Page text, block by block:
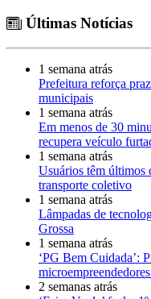
Últimas Notícias
1 semana atrás
Prefeitura reforça
municipais
1 semana atrás
Em menos de 30
recupera veículo
1 semana atrás
Usuários têm últimos
transporte coletivo
1 semana atrás
Lâmpadas de
Grossa
1 semana atrás
‘PG Bem Cuidada’:
2 semanas atrás